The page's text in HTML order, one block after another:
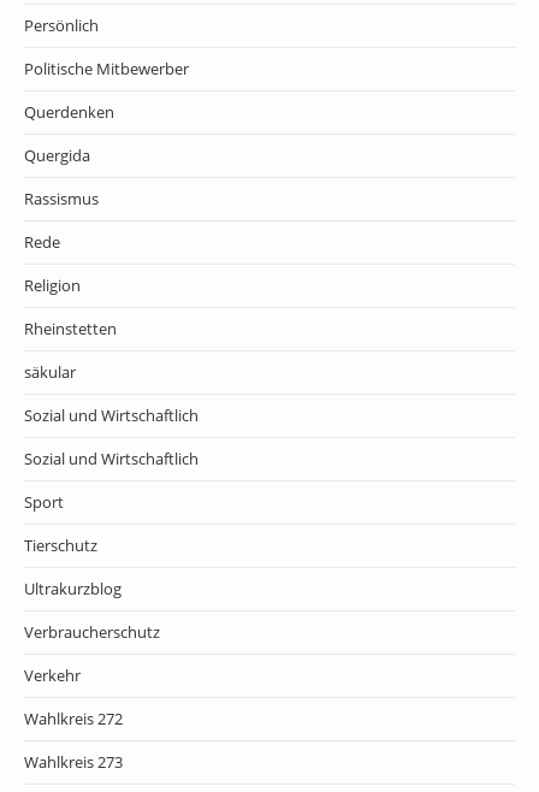
Persönlich
Politische Mitbewerber
Querdenken
Quergida
Rassismus
Rede
Religion
Rheinstetten
säkular
Sozial und Wirtschaftlich
Sozial und Wirtschaftlich
Sport
Tierschutz
Ultrakurzblog
Verbraucherschutz
Verkehr
Wahlkreis 272
Wahlkreis 273